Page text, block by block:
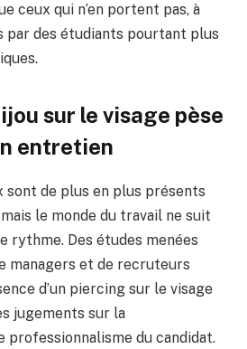
ceux qui n’en portent pas, à
par des étudiants pourtant plus
sur le visage pèse
entretien
sont de plus en plus présents
le monde du travail ne suit
rythme. Des études menées
managers et de recruteurs
d’un piercing sur le visage
jugements sur la
du candidat.